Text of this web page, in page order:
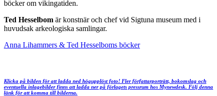
böcker om vikingatiden.
Ted Hesselbom är konstnär och chef vid Sigtuna museum med i
huvudsak arkeologiska samlingar.
Anna Lihammers & Ted Hesselboms böcker
Klicka på bilden för att ladda ned högupplöst foto! Fler författarporträtt, bokomslag och
eventuella inlagebilder finns att ladda ner på förlagets pressrum hos Mynewdesk. Följ denna
länk för att komma till bilderna.